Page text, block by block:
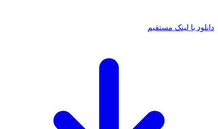
دانلود با لینک مستقیم